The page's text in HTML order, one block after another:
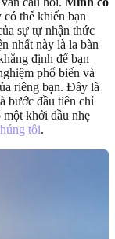
có thể khiến bạn
sự tự nhận thức
nhất này là la bàn
định để bạn
phổ biến và
riêng bạn. Đây là
bước đầu tiên chỉ
khởi đầu nhẹ
tôi.